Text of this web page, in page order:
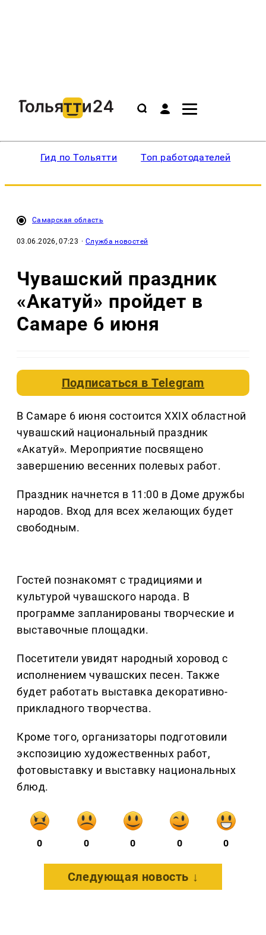
Гид по Тольятти Топ работодателей
Самарская область
03.06.2026, 07:23 · Служба новостей
Чувашский праздник
«Акатуй» пройдет в
Самаре 6 июня
Подписаться вTelegram
В Самаре 6 июня состоится XXIX областной
чувашский национальный праздник
«Акатуй». Мероприятие посвящено
завершению весенних полевых работ.
Праздник начнется в 11:00 в Доме дружбы
народов. Вход для всех желающих будет
свободным.
Гостей познакомят с традициями и
культурой чувашского народа. В
программе запланированы творческие и
выставочные площадки.
Посетители увидят народный хоровод с
исполнением чувашских песен. Также
будет работать выставка декоративно-
прикладного творчества.
Кроме того, организаторы подготовили
экспозицию художественных работ,
фотовыставку и выставку национальных
блюд.
0 0 0 0 0
Следующая новость ↓